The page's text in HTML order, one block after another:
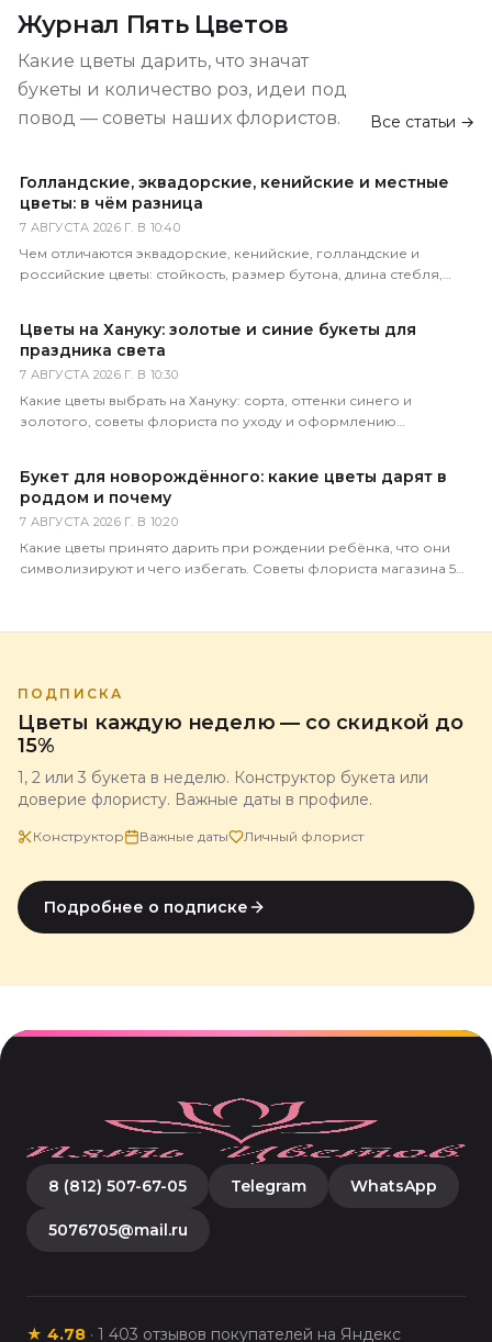
Журнал Пять Цветов
Какие цветы дарить, что значат
букеты и количество роз, идеи под
повод — советы наших флористов.
Все статьи →
Голландские, эквадорские, кенийские и местные
цветы: в чём разница
7 АВГУСТА 2026 Г. В 10:40
Чем отличаются эквадорские, кенийские, голландские и
российские цветы: стойкость, размер бутона, длина стебля,
Цветы на Хануку: золотые и синие букеты для
праздника света
7 АВГУСТА 2026 Г. В 10:30
Какие цветы выбрать на Хануку: сорта, оттенки синего и
золотого, советы флориста по уходу и оформлению
Букет для новорождённого: какие цветы дарят в
роддом и почему
7 АВГУСТА 2026 Г. В 10:20
Какие цветы принято дарить при рождении ребёнка, что они
символизируют и чего избегать. Советы флориста магазина 5
ПОДПИСКА
Цветы каждую неделю — со скидкой до
15%
1, 2 или 3 букета в неделю. Конструктор букета или
доверие флористу. Важные даты в профиле.
Конструктор Важные даты Личный флорист
Подробнее о подписке
8 (812) 507-67-05 Telegram WhatsApp
5076705@mail.ru
★ 4.78 · 1 403 отзывов покупателей на Яндекс